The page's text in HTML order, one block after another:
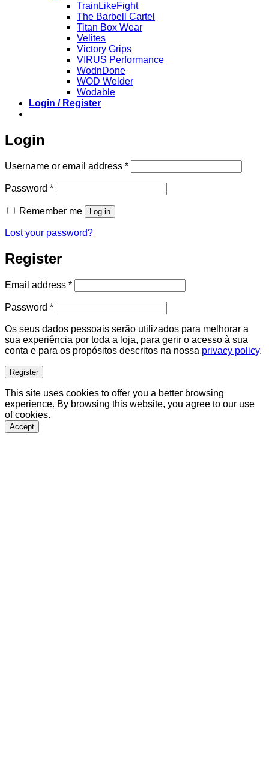
TrainLikeFight
The Barbell Cartel
Titan Box Wear
Velites
Victory Grips
VIRUS Performance
WodnDone
WOD Welder
Wodable
Login / Register
Login
Username or email address *Required
Password *Required
Remember me Log in
Lost your password?
Register
Email address *Required
Password *Required
Os seus dados pessoais serão utilizados para melhorar a
sua experiência por toda a loja, para gerir o acesso à sua
conta e para os propósitos descritos na nossa privacy policy.
Register
This site uses cookies to offer you a better browsing
experience. By browsing this website, you agree to our use
of cookies.
Accept